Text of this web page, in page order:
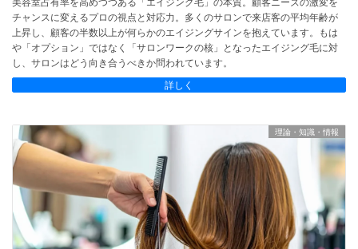
チャンスに変えるプロの視点と対応力。多くのサロンで来店客の平均年齢が
上昇し、顧客の半数以上が何らかのエイジングサインを抱えています。もは
や「オプション」ではなく「サロンワークの核」となったエイジング毛に対
し、サロンはどう向き合うべきか問われています。
詳しく
理論・知識・情報